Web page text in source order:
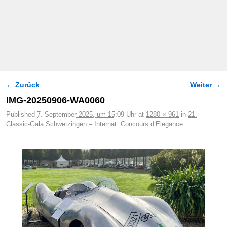
Bilder-Navigation
← Zurück Weiter →
IMG-20250906-WA0060
Published 7. September 2025, um 15:09 Uhr at 1280 × 961 in 21.
Classic-Gala Schwetzingen – Internat. Concours d‘Elegance